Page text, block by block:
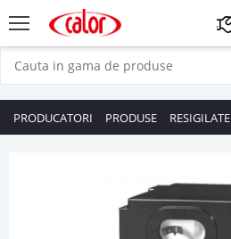
PRODUCATORI PRODUSE RESIGILATE